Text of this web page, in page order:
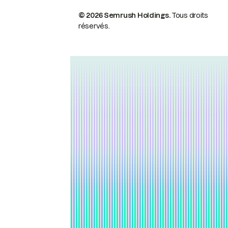
© 2026 Semrush Holdings.Tous droits
réservés.